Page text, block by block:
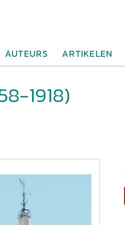
AUTEURS ARTIKELEN
1918)